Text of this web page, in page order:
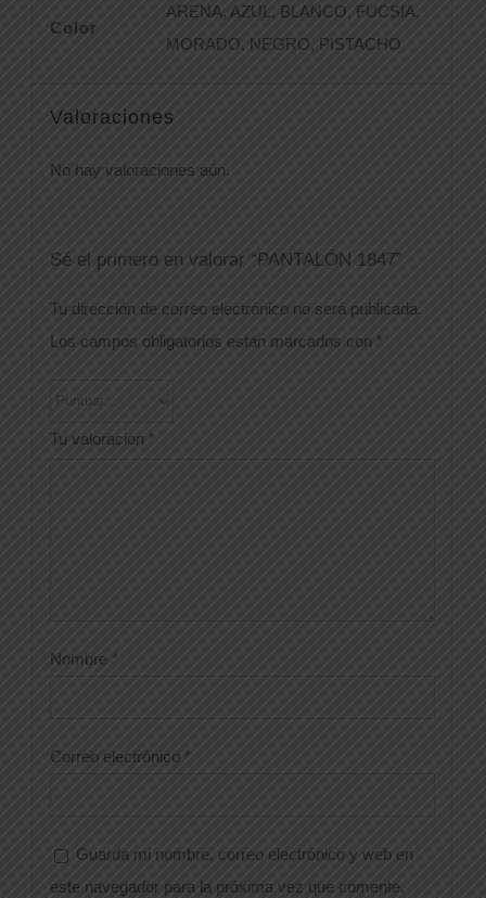
Color
ARENA, AZUL, BLANCO, FUCSIA,
MORADO, NEGRO, PISTACHO
Valoraciones
No hay valoraciones aún.
Sé el primero en valorar “PANTALÓN 1847”
Tu dirección de correo electrónico no será publicada.
Los campos obligatorios están marcados con *
Tu valoración *
Nombre *
Correo electrónico *
Guarda mi nombre, correo electrónico y web en
este navegador para la próxima vez que comente.